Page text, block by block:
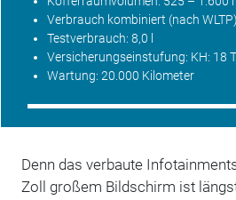
Verbrauch kombiniert (nach WLTP
Testverbrauch: 8,0 l
Versicherungseinstufung: KH: 18
Wartung: 20.000 Kilometer
Denn das verbaute
Zoll großem Bildschirm ist